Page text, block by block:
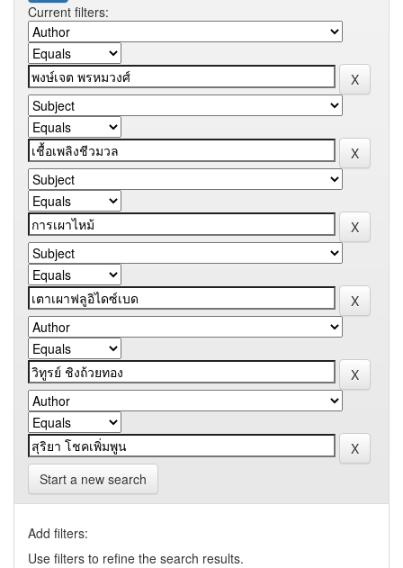
Current filters:
Start a new search
Add filters:
Use filters to refine the search results.